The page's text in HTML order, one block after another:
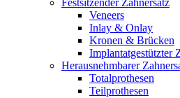
Veneers
Inlay & Onlay
Kronen & Brücken
Implantatgestützter
Herausnehmbarer
Totalprothesen
Teilprothesen